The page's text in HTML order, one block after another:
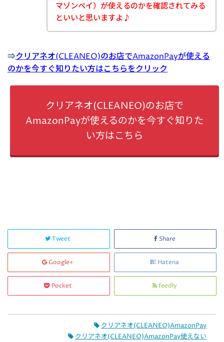
マゾンペイ）が使えるのかを確認されてみる
といいと思いますよ♪
⇒クリアネオ(CLEANEO)のお店でAmazonPayが使える
のかを今すぐ知りたい方はこちらをクリック
クリアネオ(CLEANEO)のお店で
AmazonPayが使えるのかを今すぐ知りた
い方はこちら
Tweet Share
Google+ Hatena
Pocket feedly
クリアネオ(CLEANEO)AmazonPay
クリアネオ(CLEANEO)AmazonPay使えない